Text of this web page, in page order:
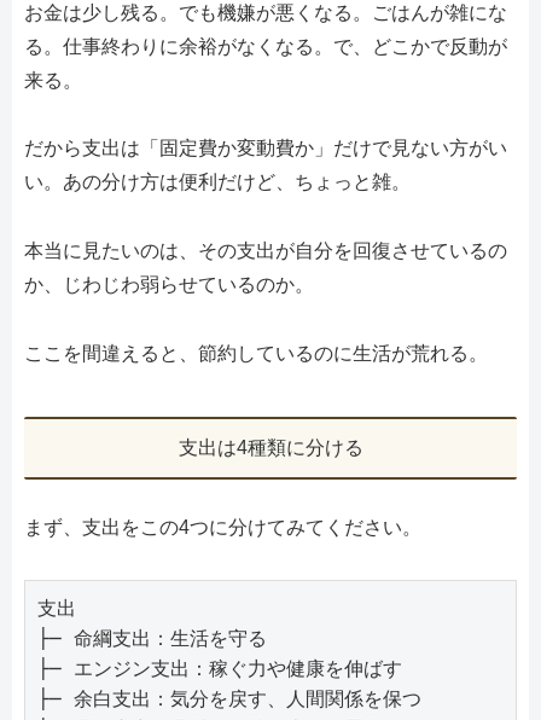
お金は少し残る。でも機嫌が悪くなる。ごはんが雑にな
る。仕事終わりに余裕がなくなる。で、どこかで反動が
来る。
だから支出は「固定費か変動費か」だけで見ない方がい
い。あの分け方は便利だけど、ちょっと雑。
本当に見たいのは、その支出が自分を回復させているの
か、じわじわ弱らせているのか。
ここを間違えると、節約しているのに生活が荒れる。
支出は4種類に分ける
まず、支出をこの4つに分けてみてください。
支出
├─ 命綱支出：生活を守る
├─ エンジン支出：稼ぐ力や健康を伸ばす
├─ 余白支出：気分を戻す、人間関係を保つ